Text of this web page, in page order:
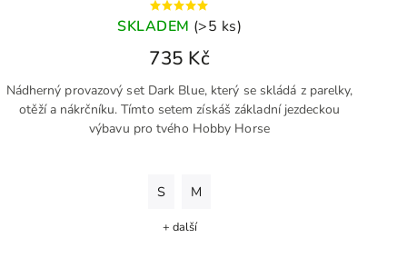
SKLADEM (>5 ks)
735 Kč
Nádherný provazový set Dark Blue, který se skládá z parelky,
otěží a nákrčníku. Tímto setem získáš základní jezdeckou
výbavu pro tvého Hobby Horse
S M
+ další